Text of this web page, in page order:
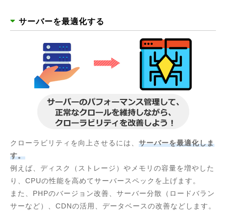
サーバーを最適化する
クローラビリティを向上させるには、 サーバーを最適化しま
す。
例えば、ディスク（ストレージ）やメモリの容量を増やした
り、CPUの性能を高めてサーバースペックを上げます。
また、PHPのバージョン改善、サーバー分散（ロードバラン
サーなど）、CDNの活用、データベースの改善などします。